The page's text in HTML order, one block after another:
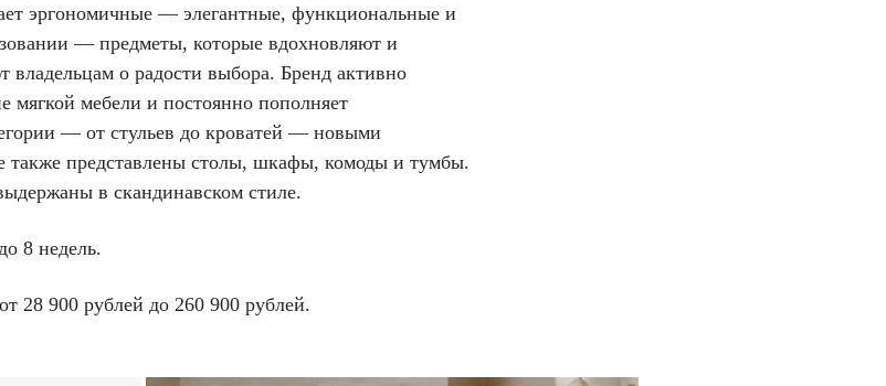
эргономичные — элегантные, функциональные и
— предметы, которые вдохновляют и
владельцам о радости выбора. Бренд активно
мягкой мебели и постоянно пополняет
— от стульев до кроватей — новыми
также представлены столы, шкафы, комоды и тумбы.
в скандинавском стиле.
до 8 недель.
от 28 900 рублей до 260 900 рублей.